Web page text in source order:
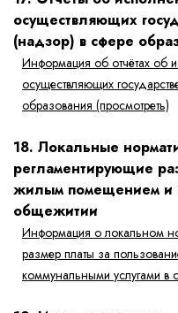
осуществляющих
(надзор) в сфере
Информация об отчётах об
осуществляющих
образования (просмотреть)
18. Локальные
регламентирующие
жилым помещением и
общежитии
Информация о локальном
размер платы за
коммунальными услугами в